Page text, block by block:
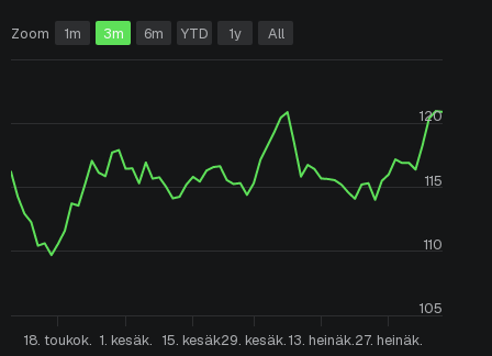
Suomi English
Zoom 1m 3m 6m YTD 1y All
18. toukok. 1. kesäk. 15. kesäk.29. kesäk.13. heinäk.27. heinäk.
105
110
115
120